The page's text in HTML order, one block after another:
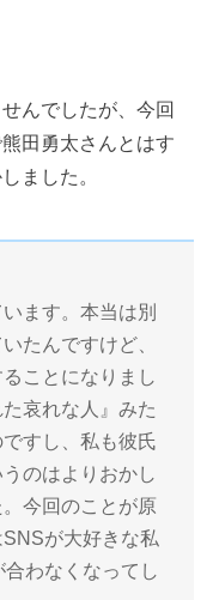
んでしたが、今回
田勇太さんとはす
ました。
ます。本当は別
たんですけど、
ことになりまし
哀れな人』みた
すし、私も彼氏
のはよりおかし
今回のことが原
が大好きな私
わなくなってし